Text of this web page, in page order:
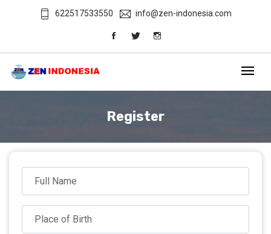
622517533550 info@zen-indonesia.com
Register